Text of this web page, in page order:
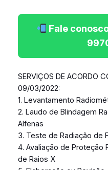
Fale
SERVIÇOS DE ACORDO
09/03/2022:
1. Levantamento
2. Laudo de Blindagem
Alfenas
3. Teste de Radiação de
4. Avaliação de Proteção
de Raios X